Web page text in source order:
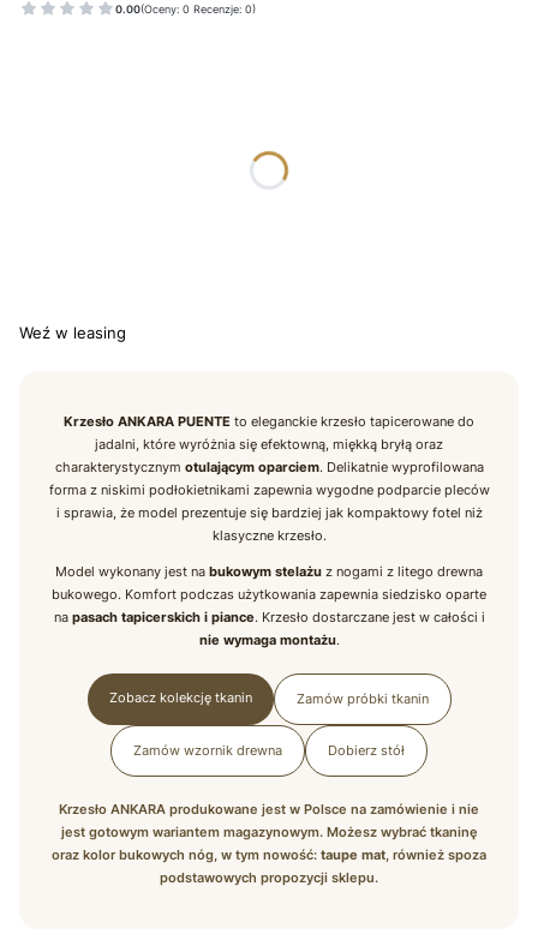
0.00(Oceny: 0 Recenzje: 0)
Weź w leasing
Krzesło ANKARA PUENTE to eleganckie krzesło tapicerowane do
jadalni, które wyróżnia się efektowną, miękką bryłą oraz
charakterystycznym otulającym oparciem. Delikatnie wyprofilowana
forma z niskimi podłokietnikami zapewnia wygodne podparcie pleców
i sprawia, że model prezentuje się bardziej jak kompaktowy fotel niż
klasyczne krzesło.
Model wykonany jest na bukowym stelażu z nogami z litego drewna
bukowego. Komfort podczas użytkowania zapewnia siedzisko oparte
na pasach tapicerskich i piance. Krzesło dostarczane jest w całości i
nie wymaga montażu.
Zobacz kolekcję tkanin Zamów próbki tkanin
Zamów wzornik drewna Dobierz stół
Krzesło ANKARA produkowane jest w Polsce na zamówienie i nie
jest gotowym wariantem magazynowym. Możesz wybrać tkaninę
oraz kolor bukowych nóg, w tym nowość: taupe mat, również spoza
podstawowych propozycji sklepu.